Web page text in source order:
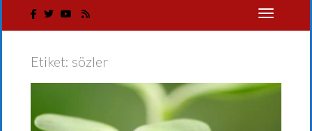
Etiket: sözler